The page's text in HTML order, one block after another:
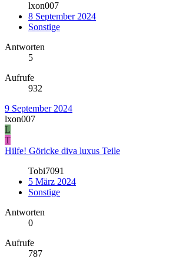
lxon007
8 September 2024
Sonstige
Antworten
5
Aufrufe
932
9 September 2024
lxon007
L
T
Hilfe! Göricke diva luxus Teile
Tobi7091
5 März 2024
Sonstige
Antworten
0
Aufrufe
787